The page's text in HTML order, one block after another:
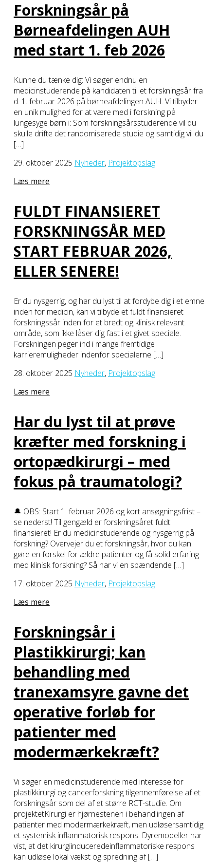
Forskningsår på
Børneafdelingen AUH
med start 1. feb 2026
Kunne du tænke dig: Vi søger endnu en
medicinstuderende på kandidaten til et forskningsår fra
d. 1. februar 2026 på børneafdelingen AUH. Vi tilbyder
en unik mulighed for at være med i forskning på
lungesyge børn i: Som forskningsårsstuderende vil du
skulle drifte det randomiserede studie og samtidig vil du
[…]
29. oktober 2025 Nyheder, Projektopslag
Læs mere
FULDT FINANSIERET
FORSKNINGSÅR MED
START FEBRUAR 2026,
ELLER SENERE!
Er du nysgerrig, og har du lyst til at fordybe dig i et emne
inden for medicin, kan vi tilbyde et fuldt finansieret
forskningssår inden for et bredt og klinisk relevant
område, som ikke låser dig fast i et givet speciale.
Forskningen peger ind i mange fremtidige
karrieremuligheder indenfor specialerne […]
28. oktober 2025 Nyheder, Projektopslag
Læs mere
Har du lyst til at prøve
kræfter med forskning i
ortopædkirurgi – med
fokus på traumatologi?
🔔 OBS: Start 1. februar 2026 og kort ansøgningsfrist –
se nederst! Til gengæld er forskningsåret fuldt
finansieret! Er du medicinstuderende og nysgerrig på
forskning? Overvejer du et forskningsår, hvor du kan
gøre en forskel for ældre patienter og få solid erfaring
med klinisk forskning? Så har vi en spændende […]
17. oktober 2025 Nyheder, Projektopslag
Læs mere
Forskningsår i
Plastikkirurgi; kan
behandling med
tranexamsyre gavne det
operative forløb for
patienter med
modermærkekræft?
Vi søger en medicinstuderende med interesse for
plastikkirurgi og cancerforskning tilgennemførelse af et
forskningsår som del af et større RCT-studie. Om
projektetKirurgi er hjørnestenen i behandlingen af
patienter med modermærkekræft, men udløsersamtidig
et systemisk inflammatorisk respons. Dyremodeller har
vist, at det kirurgiinduceredeinflammatoriske respons
kan udløse lokal vækst og spredning af […]